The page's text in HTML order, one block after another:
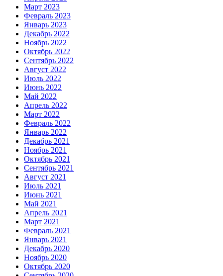
Март 2023
Февраль 2023
Январь 2023
Декабрь 2022
Ноябрь 2022
Октябрь 2022
Сентябрь 2022
Август 2022
Июль 2022
Июнь 2022
Май 2022
Апрель 2022
Март 2022
Февраль 2022
Январь 2022
Декабрь 2021
Ноябрь 2021
Октябрь 2021
Сентябрь 2021
Август 2021
Июль 2021
Июнь 2021
Май 2021
Апрель 2021
Март 2021
Февраль 2021
Январь 2021
Декабрь 2020
Ноябрь 2020
Октябрь 2020